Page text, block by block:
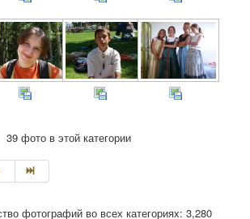
39 фото в этой категории
фотографий во всех категориях: 3,280